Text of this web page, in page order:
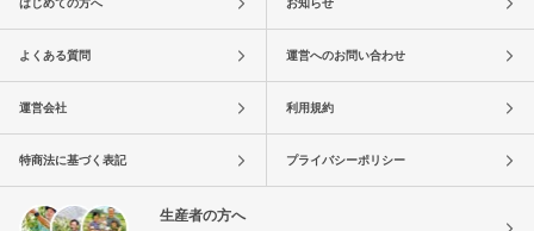
よくある質問 運営へのお問い合わせ
運営会社 利用規約
特商法に基づく表記 プライバシーポリシー
生産者の方へ